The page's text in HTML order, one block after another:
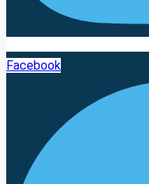
Facebook